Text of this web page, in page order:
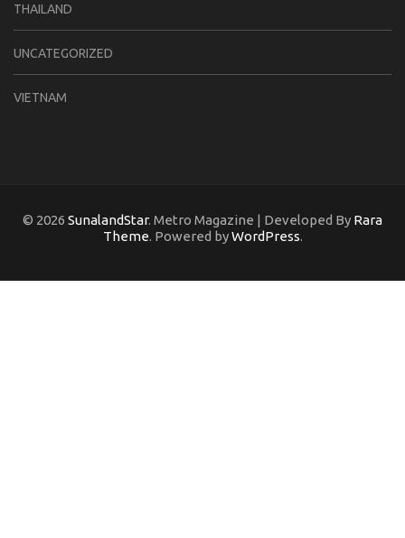
THAILAND
UNCATEGORIZED
VIETNAM
© 2026 SunalandStar. Metro Magazine | Developed By Rara
Theme. Powered byWordPress.